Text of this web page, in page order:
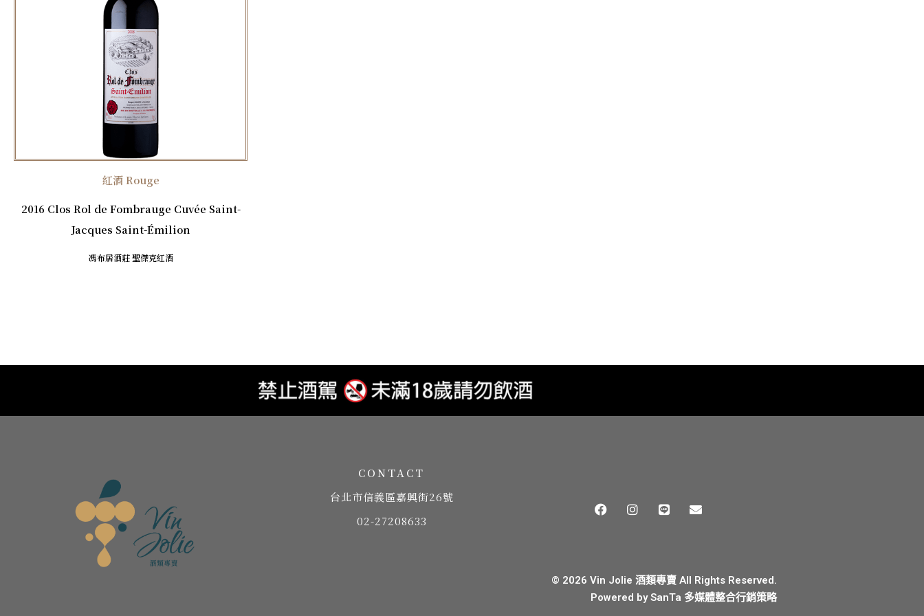
紅酒 Rouge
2016 Clos Rol de Fombrauge Cuvée Saint-
Jacques Saint-Émilion
馮布居酒莊 聖傑克紅酒
CONTACT
台北市信義區嘉興街26號
02-27208633
© 2026 Vin Jolie 酒類專賣 All Rights Reserved.
Powered bySanTa 多媒體整合行銷策略